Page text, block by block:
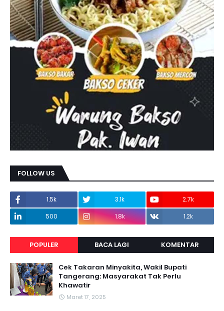
FOLLOW US
1.5k 3.1k
2.7k
500
1.8k 1.2k
POPULER BACA LAGI KOMENTAR
Cek Takaran Minyakita, Wakil Bupati
Tangerang: Masyarakat Tak Perlu
Khawatir
Maret 17, 2025